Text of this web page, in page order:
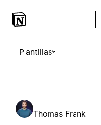
Plantillas
Thomas Frank